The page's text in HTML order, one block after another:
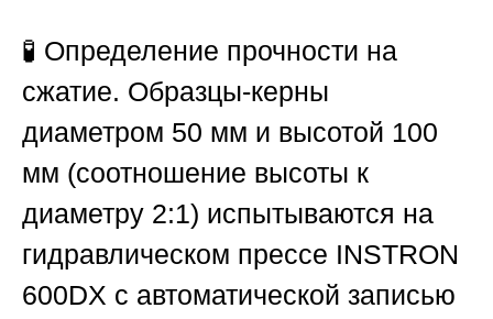
🧪 Определение прочности на
сжатие. Образцы-керны
диаметром 50 мм и высотой 100
мм (соотношение высоты к
диаметру 2:1) испытываются на
гидравлическом прессе INSTRON
600DX с автоматической записью